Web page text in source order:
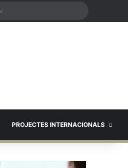
PROJECTES INTERNACIONALS